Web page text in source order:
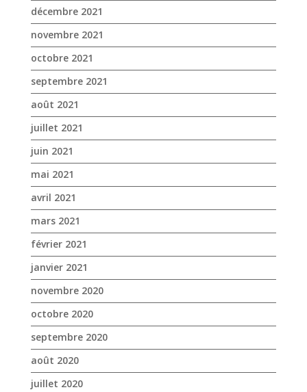
juillet 2021
juin 2021
mai 2021
avril 2021
mars 2021
février 2021
janvier 2021
novembre 2020
octobre 2020
septembre 2020
août 2020
juillet 2020
juin 2020
mai 2020
avril 2020
mars 2020
janvier 2020